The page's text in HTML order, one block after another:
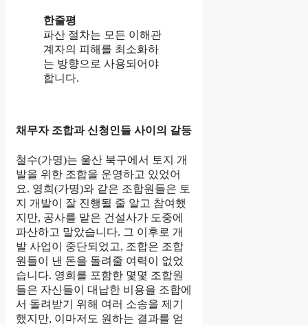
한줄평
파산 절차는 모든 이해관
계자의 피해를 최소화하
는 방향으로 사용되어야
합니다.
채무자 조합과 신청인들 사이의 갈등
철수(가명)는 울산 북구에서 토지 개
발을 위한 조합을 운영하고 있었어
요. 영희(가명)와 같은 조합원들은 토
지 개발이 잘 진행될 줄 알고 참여했
지만, 공사를 맡은 건설사가 도중에
파산하고 말았습니다. 그 이후로 개
발 사업이 중단되었고, 조합은 조합
원들이 낸 돈을 돌려줄 여력이 없었
습니다. 영희를 포함한 몇몇 조합원
들은 자신들이 대납한 비용을 조합에
서 돌려받기 위해 여러 소송을 제기
했지만, 이마저도 원하는 결과를 얻